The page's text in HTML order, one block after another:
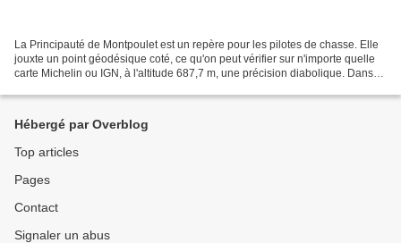
La Principauté de Montpoulet est un repère pour les pilotes de chasse. Elle
jouxte un point géodésique coté, ce qu'on peut vérifier sur n'importe quelle
carte Michelin ou IGN, à l'altitude 687,7 m, une précision diabolique. Dans
Hébergé par Overblog
Top articles
Pages
Contact
Signaler un abus